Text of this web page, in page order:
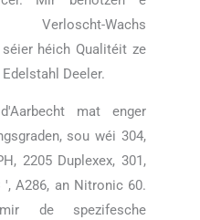
Wachs
héich Qualitéit ze
Deeler.
mat enger
sou wéi 304,
2205 Duplexex, 301,
', A286, an Nitronic 60.
de spezifesche